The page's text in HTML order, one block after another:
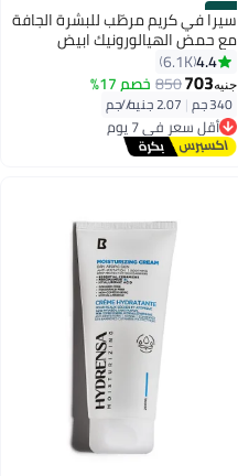
#20
سيرا في كريم مرطّب للبشرة الجافة
مع حمض الهيالورونيك ابيض
340جرام4.4
6.1K
جنيه703
850 خصم 17%
340 جم |
أقل سعر في 7 يوم
توصيل مجاني
أقل سعر في 7 يوم